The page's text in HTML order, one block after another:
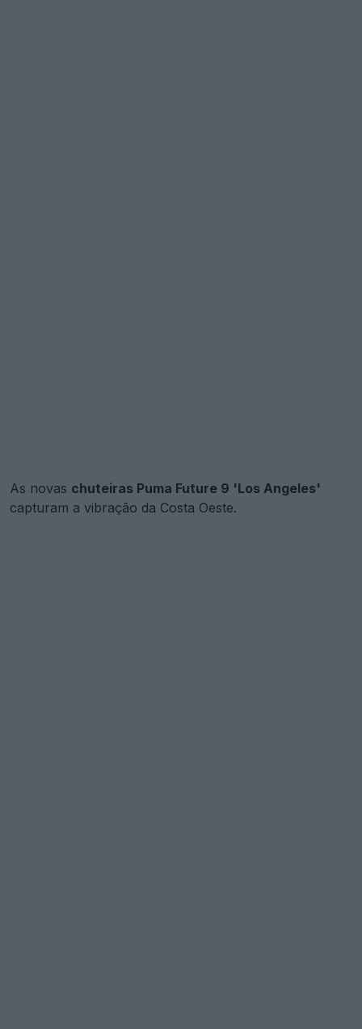
As novas chuteiras Puma Future 9 'Los Angeles'
capturam a vibração da Costa Oeste.